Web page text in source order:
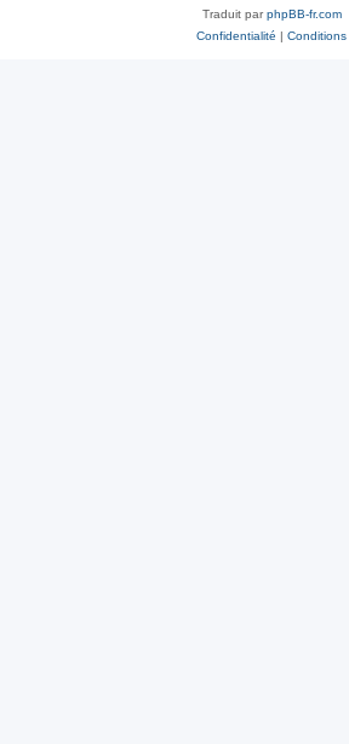
Traduit parphpBB-fr.com
Confidentialité | Conditions